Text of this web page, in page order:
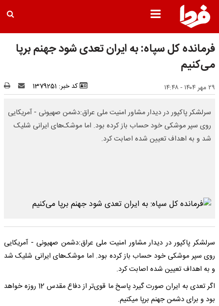
فرمانده کل سپاه: به ایران تعدی شود جهنم برپا
می‌کنیم
۲۹ مهر ۱۴۰۴ - ۱۴:۴۸ کد خبر: 1379251
سرلشکر پاکپور در دیدار مشاور امنیت ملی عراق:دشمن صهیونی - آمریکایی
روی سپر موشکی خود حساب باز کرده بود. اما موشک‌های ایرانی شلیک
شد و به اهداف تعیین شده اصابت کرد.
سرلشکر پاکپور در دیدار مشاور امنیت ملی عراق:دشمن صهیونی - آمریکایی
روی سپر موشکی خود حساب باز کرده بود. اما موشک‌های ایرانی شلیک شد
و به اهداف تعیین شده اصابت کرد.
اگر تعدی به ایران صورت گیرد پاسخ ما قوی‌تر از دفاع مقدس 12 روزه خواهد
بود و برای دشمن جهنم برپا میکنیم.